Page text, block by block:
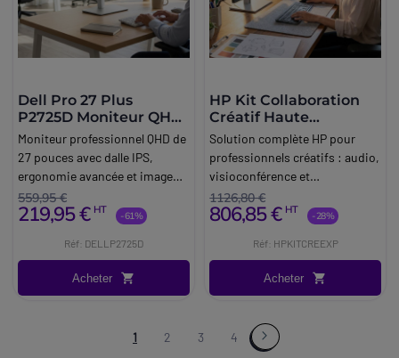
Dell Pro 27 Plus
P2725D Moniteur QHD
IPS
Moniteur professionnel QHD de
27 pouces avec dalle IPS,
ergonomie avancée et image
haute définition, idéal pour le
multitâche et la productivité en
559,95 €
219,95 € HT -61%
Réf: DELLP2725D
Acheter
HP Kit Collaboration
Créatif Haute
Performance
Solution complète HP pour
professionnels créatifs : audio,
visioconférence et
équipements performants pour
collaboration fluide et création
1126,80 €
806,85 € HT -28%
Réf: HPKITCREEXP
Acheter
1 2 3 4